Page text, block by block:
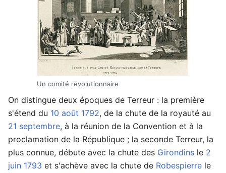
Un comité révolutionnaire
On distingue deux époques de Terreur : la première
s'étend du 10 août 1792, de la chute de la royauté au
21 septembre, à la réunion de la Convention et à la
proclamation de la République ; la seconde Terreur, la
plus connue, débute avec la chute des Girondins le 2
juin 1793 et s'achève avec la chute de Robespierre le